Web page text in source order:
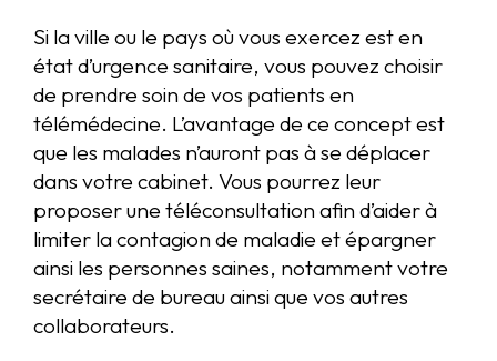
Si la ville ou le pays où vous exercez est en
état d’urgence sanitaire, vous pouvez choisir
de prendre soin de vos patients en
télémédecine. L’avantage de ce concept est
que les malades n’auront pas à se déplacer
dans votre cabinet. Vous pourrez leur
proposer une téléconsultation afin d’aider à
limiter la contagion de maladie et épargner
ainsi les personnes saines, notamment votre
secrétaire de bureau ainsi que vos autres
collaborateurs.